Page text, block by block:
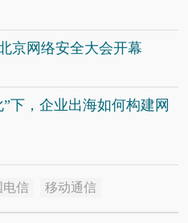
京网络安全大会开幕
下，企业出海如何构建网
电信 移动通信